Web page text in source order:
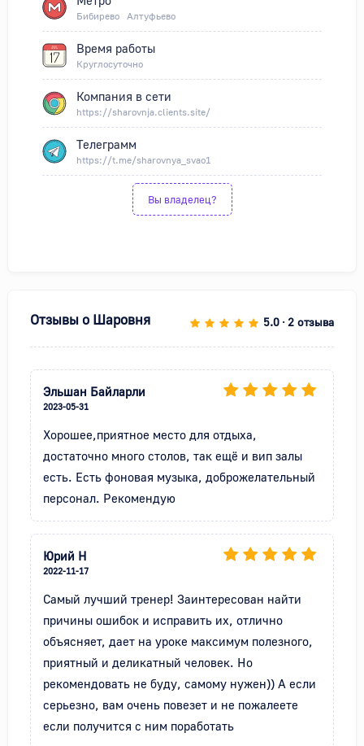
Бибирево Алтуфьево
Время работы
Круглосуточно
Компания в сети
https://sharovnja.clients.site/
Телеграмм
https://t.me/sharovnya_svao1
Вы владелец?
Отзывы о Шаровня 5.0 • 2 отзыва
Эльшан Байларли
2023-05-31
Хорошее,приятное место для отдыха,
достаточно много столов, так ещё и вип залы
есть. Есть фоновая музыка, доброжелательный
персонал. Рекомендую
Юрий Н
2022-11-17
Самый лучший тренер! Заинтересован найти
причины ошибок и исправить их, отлично
объясняет, дает на уроке максимум полезного,
приятный и деликатный человек. Но
рекомендовать не буду, самому нужен)) А если
серьезно, вам очень повезет и не пожалеете
если получится с ним поработать